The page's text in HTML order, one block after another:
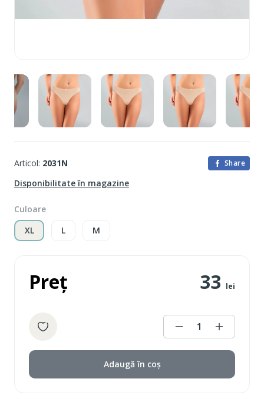
Articol: 2031N Share
Disponibilitate în magazine
Culoare
XL
L M
Preț 33 lei
1
Adaugă în coș